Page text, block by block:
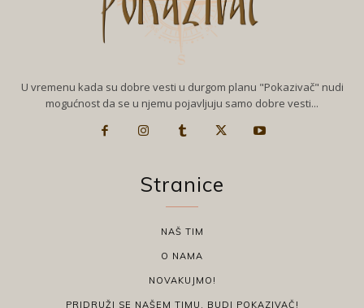
U vremenu kada su dobre vesti u durgom planu "Pokazivač" nudi
mogućnost da se u njemu pojavljuju samo dobre vesti...
Stranice
NAŠ TIM
O NAMA
NOVAKUJMO!
PRIDRUŽI SE NAŠEM TIMU, BUDI POKAZIVAČ!